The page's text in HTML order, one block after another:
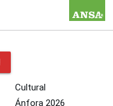
Cultural
Ánfora 2026